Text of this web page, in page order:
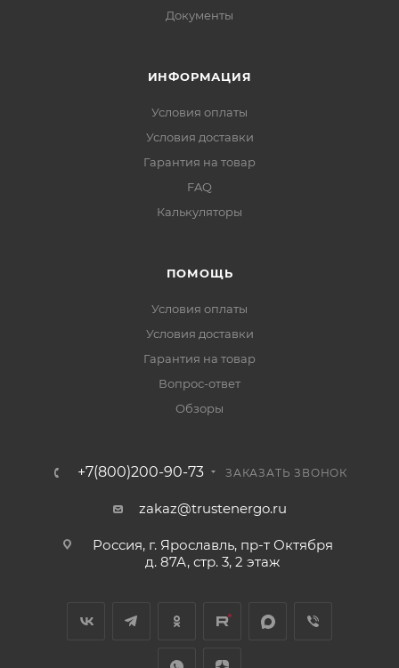
Документы
ИНФОРМАЦИЯ
Условия оплаты
Условия доставки
Гарантия на товар
FAQ
Калькуляторы
ПОМОЩЬ
Условия оплаты
Условия доставки
Гарантия на товар
Вопрос-ответ
Обзоры
+7(800)200-90-73 ЗАКАЗАТЬ ЗВОНОК
zakaz@trustenergo.ru
Россия, г. Ярославль, пр-т Октября
д. 87А, стр. 3, 2 этаж